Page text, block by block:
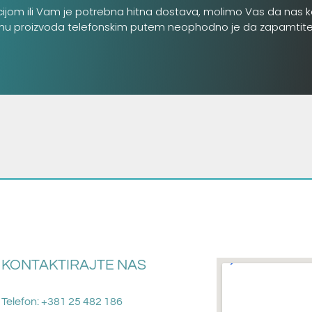
ili Vam je potrebna hitna dostava, molimo Vas da nas
proizvoda telefonskim putem neophodno je da zapamtite
KONTAKTIRAJTE NAS
Telefon: +381 25 482 186